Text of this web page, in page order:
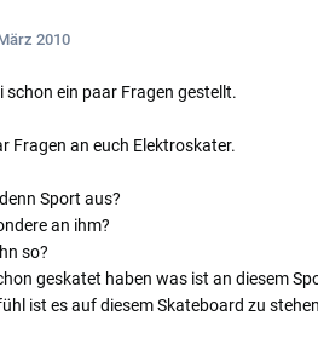
2010
schon ein paar Fragen gestellt.
Fragen an euch Elektroskater.
Sport aus?
an ihm?
so?
geskatet haben was ist an diesem
ist es auf diesem Skateboard zu